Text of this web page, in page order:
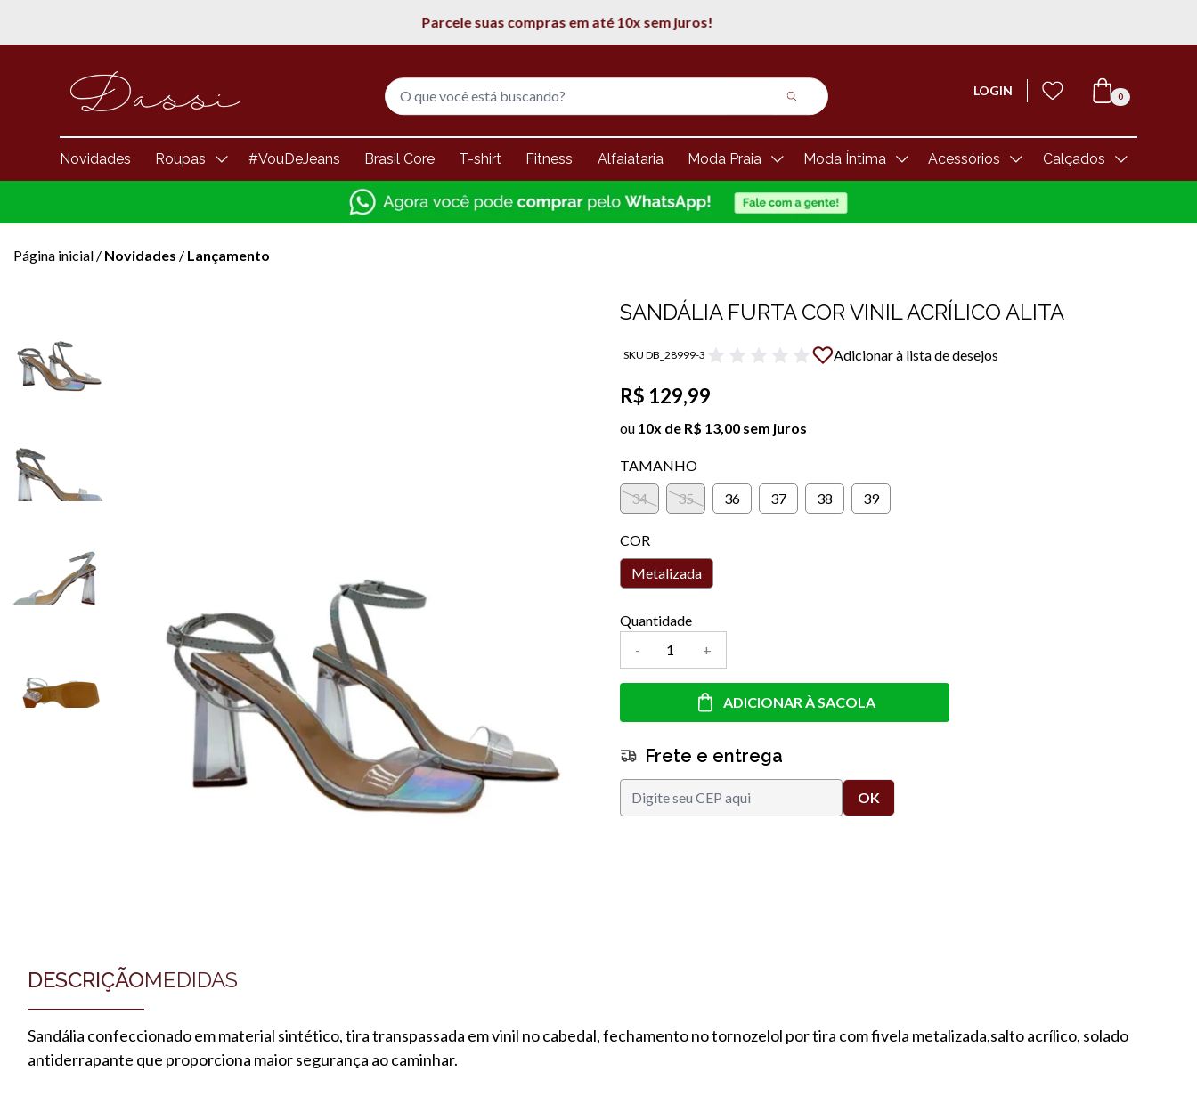
5% de desconto na 1° compra
LOGIN 0
Novidades Roupas #VouDeJeans Brasil Core T-shirt Fitness Alfaiataria Moda Praia Moda Íntima Acessórios Calçados
Página inicial / Novidades / Lançamento
SANDÁLIA FURTA COR VINIL ACRÍLICO ALITA
SKU DB_28999-3 Adicionar à lista de desejos
R$ 129,99
ou 10x de R$ 13,00 sem juros
TAMANHO
34
35 36 37 38 39
COR
Metalizada
Quantidade
-
+
ADICIONAR À SACOLA
Frete e entrega
DESCRIÇÃOMEDIDAS
Sandália confeccionado em material sintético, tira transpassada em vinil no cabedal, fechamento no tornozelol por tira com fivela metalizada,salto acrílico, solado
antiderrapante que proporciona maior segurança ao caminhar.